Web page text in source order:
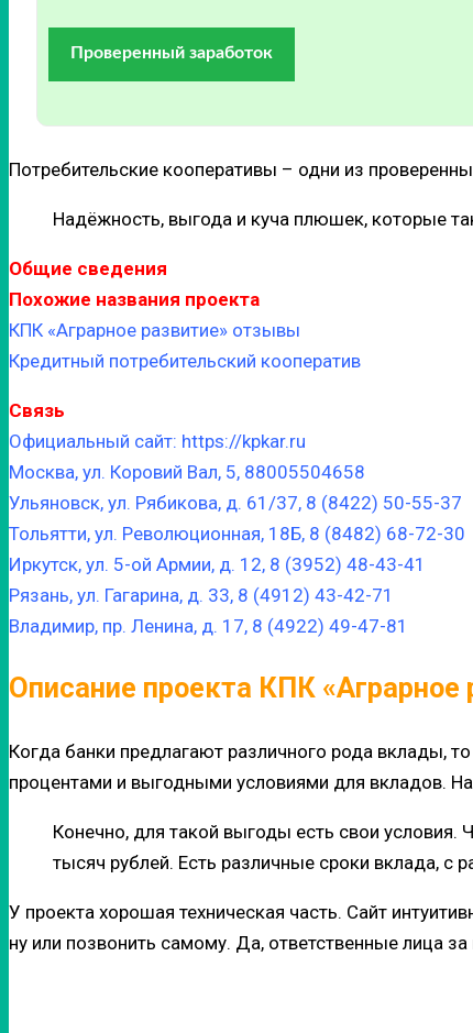
Проверенный заработок
Потребительские кооперативы – одни из
Надёжность, выгода и куча плюшек, которые
Общие сведения
Похожие названия проекта
КПК «Аграрное развитие» отзывы
Кредитный потребительский кооператив
Связь
Официальный сайт: https://kpkar.ru
Москва, ул. Коровий Вал, 5, 88005504658
Ульяновск, ул. Рябикова, д. 61/37, 8 (8422) 50-55-37
Тольятти, ул. Революционная, 18Б, 8 (8482) 68-72-30
Иркутск, ул. 5-ой Армии, д. 12, 8 (3952) 48-43-41
Рязань, ул. Гагарина, д. 33, 8 (4912) 43-42-71
Владимир, пр. Ленина, д. 17, 8 (4922) 49-47-81
Описание проекта КПК «Аграрное
Когда банки предлагают различного рода вклады,
процентами и выгодными условиями для вкладов.
Конечно, для такой выгоды есть свои
тысяч рублей. Есть различные сроки вклада,
У проекта хорошая техническая часть. Сайт
ну или позвонить самому. Да, ответственные лица